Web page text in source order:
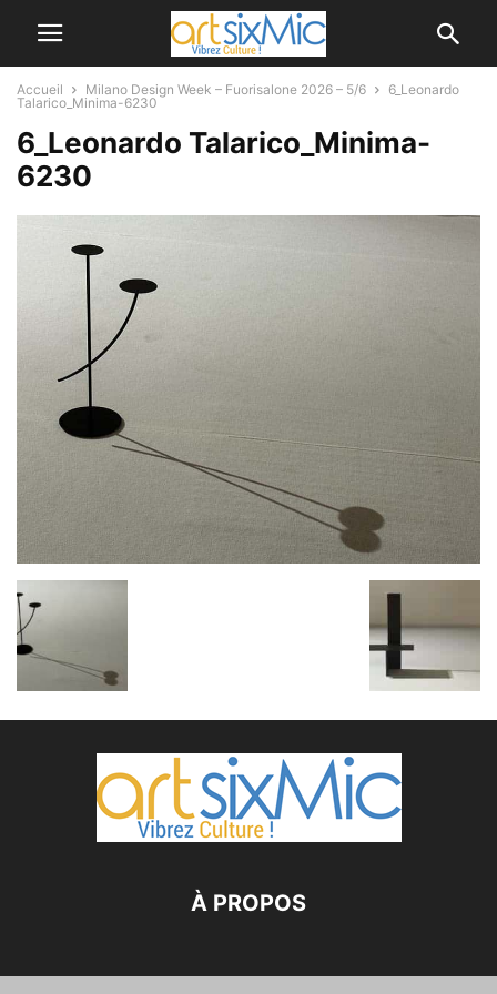
Accueil Milano Design Week – Fuorisalone 2026 – 5/6
6_Leonardo
Talarico_Minima-6230
6_Leonardo Talarico_Minima-
6230
À PROPOS